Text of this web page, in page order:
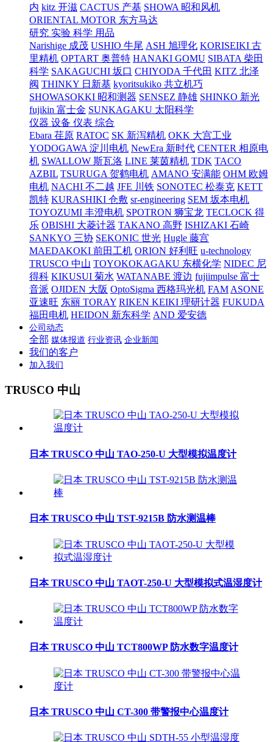
内 kitz 开滋 CACTUS 产基 SHOWA 昭和风机
ORIENTAL MOTOR 东方马达
研究 实验 科学 用品
Narishige 成茂 USHIO 牛尾 ASH 旭理化 KORISEIKI 古
里精机 OPTART 奥普特 HANAKI GOMU SIBATA 柴田
科学 SAKAGUCHI 坂口 CHIYODA 千代田 KITZ 北泽
阀 THINKY 日新基 kyoritsukiko 共立机巧
SHOWASOKKI 昭和测器 SENSEZ 静雄 SHINKO 新光
fujikin 富士金 SUNKAGAKU 太阳科学
仪器 设备 仪表 综合
Ebara 荏原 RATOC SK 新泻精机 OKK 大宫工业
YODOGAWA 淀川电机 NewEra 新时代 CENTER 相原电
机 SWALLOW 斯瓦洛 LINE 莱茵精机 TDK TACO
AZBIL TSURUGA 贺鹤电机 AMANO 安满能 OHM 欧姆
电机 NACHI 不二越 JFE 川铁 SONOTEC 松泰克 KETT
凯特 KURASHIKI 仓敷 sr-engineering SEM 坂本电机
TOYOZUMI 丰澄电机 SPOTRON 狮宝龙 TECLOCK 得
乐 OBISHI 大菱计器 TAKANO 高野 ISHIZAKI 石崎
SANKYO 三协 SEKONIC 世光 Hugle 藤宫
MAEDAKOKI 前田工机 ORION 好利旺 u-technology
TRUSCO 中山 TOYOKOKAGAKU 东横化学 NIDEC 尼
得科 KIKUSUI 菊水 WATANABE 渡边 fujiimpulse 富士
音派 OJIDEN 大阪 OptoSigma 西格玛光机 FAM ASONE
亚速旺 东丽 TORAY RIKEN KEIKI 理研计器 FUKUDA
福田电机 HEIDON 新东科学 AND 爱安德
公司动态
全部 媒体报道 行业资讯 企业新闻
我们的客户
加入我们
TRUSCO 中山
日本 TRUSCO 中山 TAO-250-U 大型模拟温度计
日本 TRUSCO 中山 TST-9215B 防水测温棒
日本 TRUSCO 中山 TAOT-250-U 大型模拟式温湿度计
日本 TRUSCO 中山 TCT800WP 防水数字温度计
日本 TRUSCO 中山 CT-300 带警报中心温度计